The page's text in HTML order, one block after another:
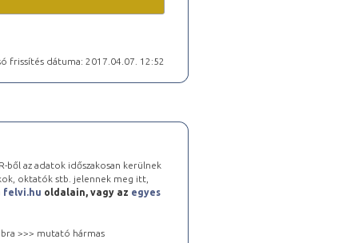
frissítés dátuma: 2017.04.07. 12:52
ből az adatok időszakosan kerülnek
oktatók stb. jelennek meg itt,
felvi.hu oldalain, vagy az egyes
>>> mutató hármas